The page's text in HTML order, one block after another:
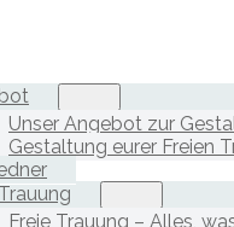
Unser Angebot zur
Gestaltung eurer Freien
Freie Trauung – Alles,